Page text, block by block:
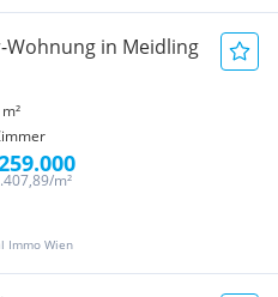
in Meidling
m²
Immo Wien
m²